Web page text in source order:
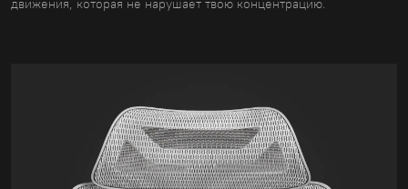
движения, которая не нарушает твою концентрацию.